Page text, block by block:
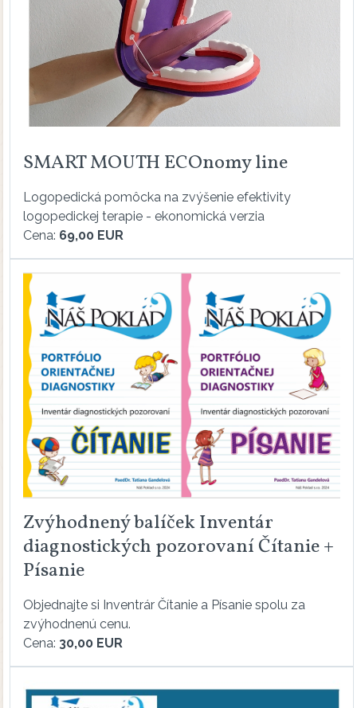
SMART MOUTH ECOnomy line
Logopedická pomôcka na zvýšenie efektivity
logopedickej terapie - ekonomická verzia
Cena: 69,00 EUR
Zvýhodnený balíček Inventár
diagnostických pozorovaní Čítanie +
Písanie
Objednajte si Inventrár Čítanie a Písanie spolu za
zvýhodnenú cenu.
Cena: 30,00 EUR